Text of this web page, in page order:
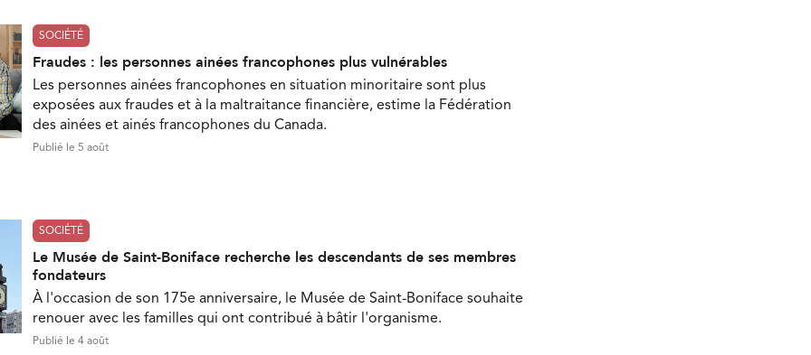
SOCIÉTÉ
Fraudes : les personnes ainées francophones plus vulnérables
Les personnes ainées francophones en situation minoritaire sont plus
exposées aux fraudes et à la maltraitance financière, estime la Fédération
des ainées et ainés francophones du Canada.
Publié le 5 août
SOCIÉTÉ
Le Musée de Saint-Boniface recherche les descendants de ses membres
fondateurs
À l'occasion de son 175e anniversaire, le Musée de Saint-Boniface souhaite
renouer avec les familles qui ont contribué à bâtir l'organisme.
Publié le 4 août